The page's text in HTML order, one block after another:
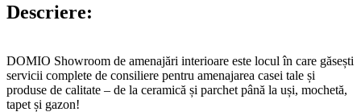
Descriere:
DOMIO Showroom de amenajări interioare este locul în care găsești
servicii complete de consiliere pentru amenajarea casei tale și
produse de calitate – de la ceramică și parchet până la uși, mochetă,
tapet și gazon!